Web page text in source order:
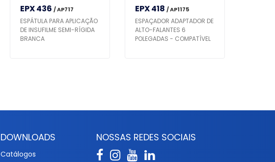
EPX 436 / AP717
ESPÁTULA PARA APLICAÇÃO
DE INSUFILME SEMI-RÍGIDA
BRANCA
EPX 418 / AP1175
ESPAÇADOR ADAPTADOR DE
ALTO-FALANTES 6
POLEGADAS - COMPATÍVEL
DOWNLOADS
Catálogos
NOSSAS REDES SOCIAIS